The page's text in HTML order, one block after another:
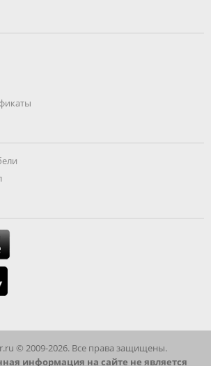
© 2009-2026. Все права защищены.
информация на сайте не является